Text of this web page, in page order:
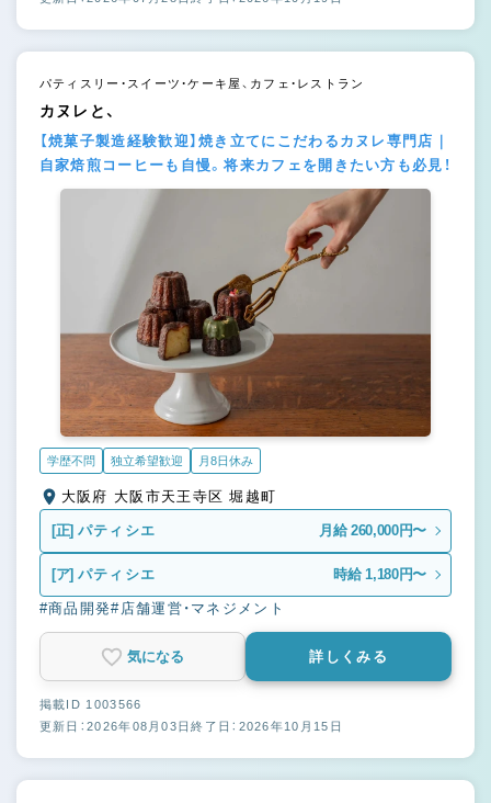
パティスリー・スイーツ・ケーキ屋、カフェ・レストラン
カヌレと、
【焼菓子製造経験歓迎】焼き立てにこだわるカヌレ専門店｜
自家焙煎コーヒーも自慢。将来カフェを開きたい方も必見！
学歴不問 独立希望歓迎 月8日休み
大阪府 大阪市天王寺区 堀越町
[正] パティシエ 月給 260,000円〜
[ア] パティシエ 時給 1,180円〜
#商品開発#店舗運営・マネジメント
気になる 詳しくみる
掲載ID 1003566
更新日：2026年08月03日終了日：2026年10月15日